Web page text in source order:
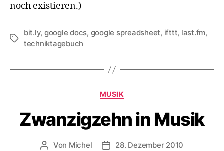
noch existieren.)
Schlagwörter
bit.ly, google docs, google spreadsheet, ifttt, last.fm,
techniktagebuch
Kategorien
MUSIK
Zwanzigzehn in Musik
Beitragsautor
Von Michel Veröffentlichungsdatum
28. Dezember 2010